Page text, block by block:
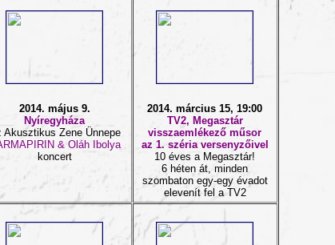
2014. május 9.
Nyíregyháza
Akusztikus Zene Ünnepe
& Oláh Ibolya
koncert
2014. március 15, 19:00
TV2, Megasztár
visszaemlékező műsor
az 1. széria versenyzőivel
10 éves a Megasztár!
6 héten át, minden
szombaton egy-egy évadot
elevenít fel a TV2